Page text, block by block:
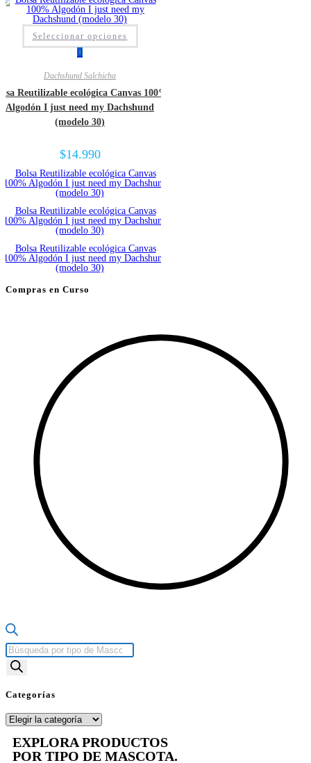
Seleccionar opciones
Dachshund Salchicha
Reutilizable ecológica Canvas 100%
Algodón I just need my Dachshund
(modelo 30)
$14.990
Compras en Curso
Categorías
EXPLORA PRODUCTOS
POR TIPO DE MASCOTA.